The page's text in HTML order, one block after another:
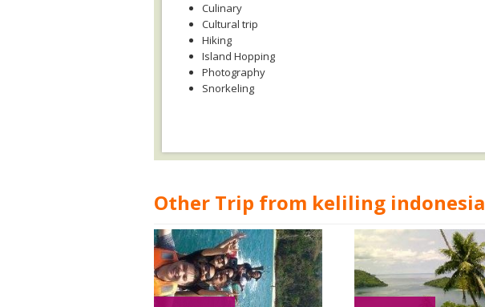
Culinary
Cultural trip
Hiking
Island Hopping
Photography
Snorkeling
Other Trip from keliling indonesia